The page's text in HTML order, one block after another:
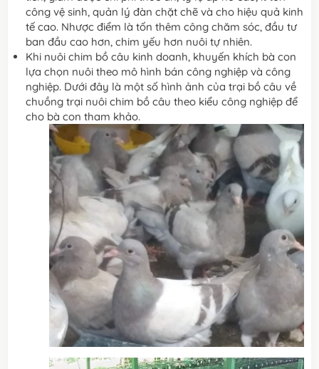
công vệ sinh, quản lý đàn chặt chẽ và cho hiệu quả kinh
tế cao. Nhược điểm là tốn thêm công chăm sóc, đầu tư
ban đầu cao hơn, chim yếu hơn nuôi tự nhiên.
Khi nuôi chim bồ câu kinh doanh, khuyến khích bà con
lựa chọn nuôi theo mô hình bán công nghiệp và công
nghiệp. Dưới đây là một số hình ảnh của trại bồ câu về
chuồng trại nuôi chim bồ câu theo kiểu công nghiệp để
cho bà con tham khảo.